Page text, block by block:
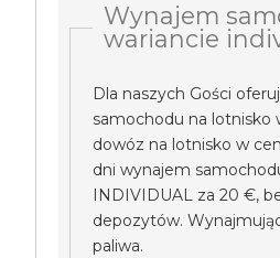
Wynajem
wariancie
Dla naszych Gości
samochodu na lotnisko
dowóz na lotnisko w
dni wynajem
INDIVIDUAL za 20 €,
depozytów.
paliwa.